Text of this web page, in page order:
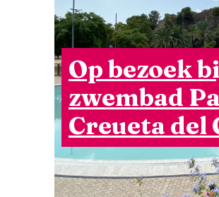
Op bezoek
zwembad
Creueta del